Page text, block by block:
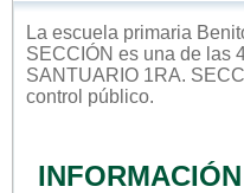
La escuela primaria
SECCIÓN es una de las
SANTUARIO 1RA.
control público.